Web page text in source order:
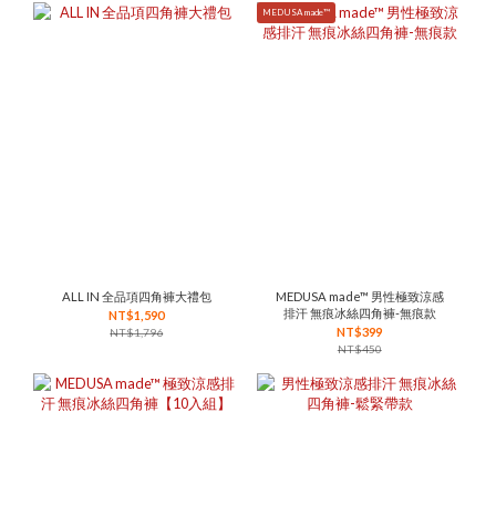
ALL IN 全品項四角褲大禮包
NT$1,590
NT$1,796
MEDUSA made™
MEDUSA made™ 男性極致涼感
排汗 無痕冰絲四角褲-無痕款
NT$399
NT$450